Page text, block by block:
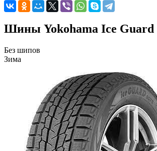
Шины Yokohama Ice Guard
Без шипов
Зима